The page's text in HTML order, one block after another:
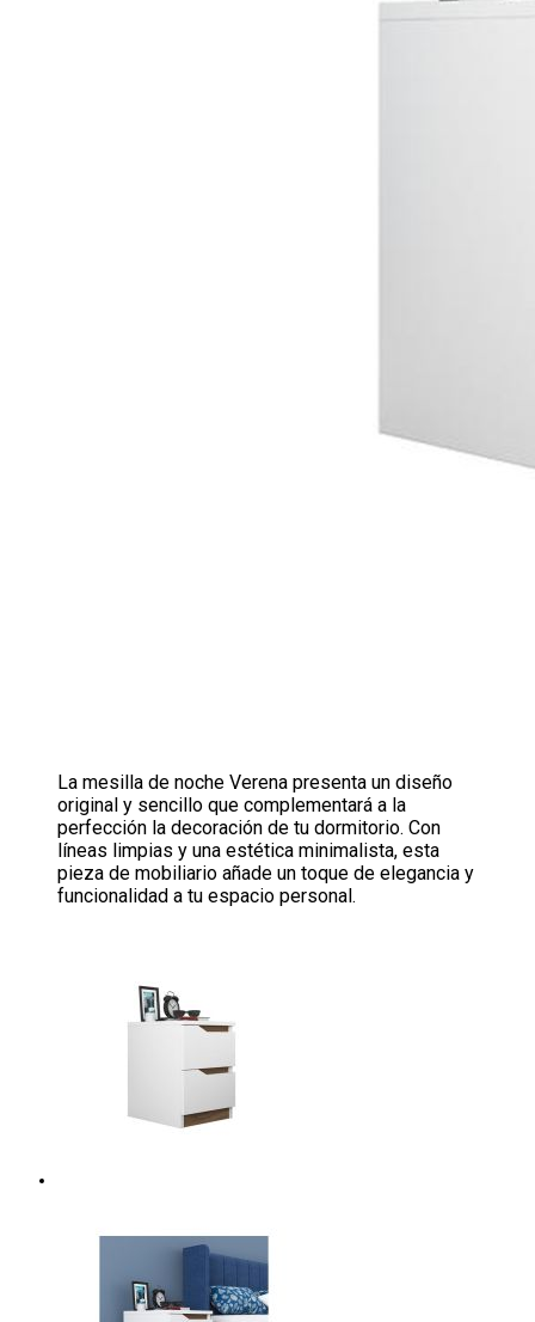
La mesilla de noche Verena presenta un diseño
original y sencillo que complementará a la
perfección la decoración de tu dormitorio. Con
líneas limpias y una estética minimalista, esta
pieza de mobiliario añade un toque de elegancia y
funcionalidad a tu espacio personal.